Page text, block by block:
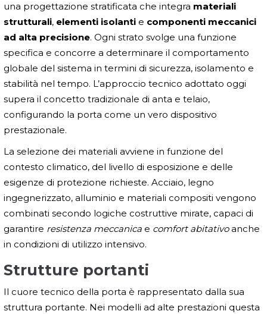
una progettazione stratificata che integra materiali
strutturali, elementi isolanti e componenti meccanici
ad alta precisione. Ogni strato svolge una funzione
specifica e concorre a determinare il comportamento
globale del sistema in termini di sicurezza, isolamento e
stabilità nel tempo. L’approccio tecnico adottato oggi
supera il concetto tradizionale di anta e telaio,
configurando la porta come un vero dispositivo
prestazionale.
La selezione dei materiali avviene in funzione del
contesto climatico, del livello di esposizione e delle
esigenze di protezione richieste. Acciaio, legno
ingegnerizzato, alluminio e materiali compositi vengono
combinati secondo logiche costruttive mirate, capaci di
garantire resistenza meccanica e comfort abitativoanche
in condizioni di utilizzo intensivo.
Strutture portanti
Il cuore tecnico della porta è rappresentato dalla sua
struttura portante. Nei modelli ad alte prestazioni questa